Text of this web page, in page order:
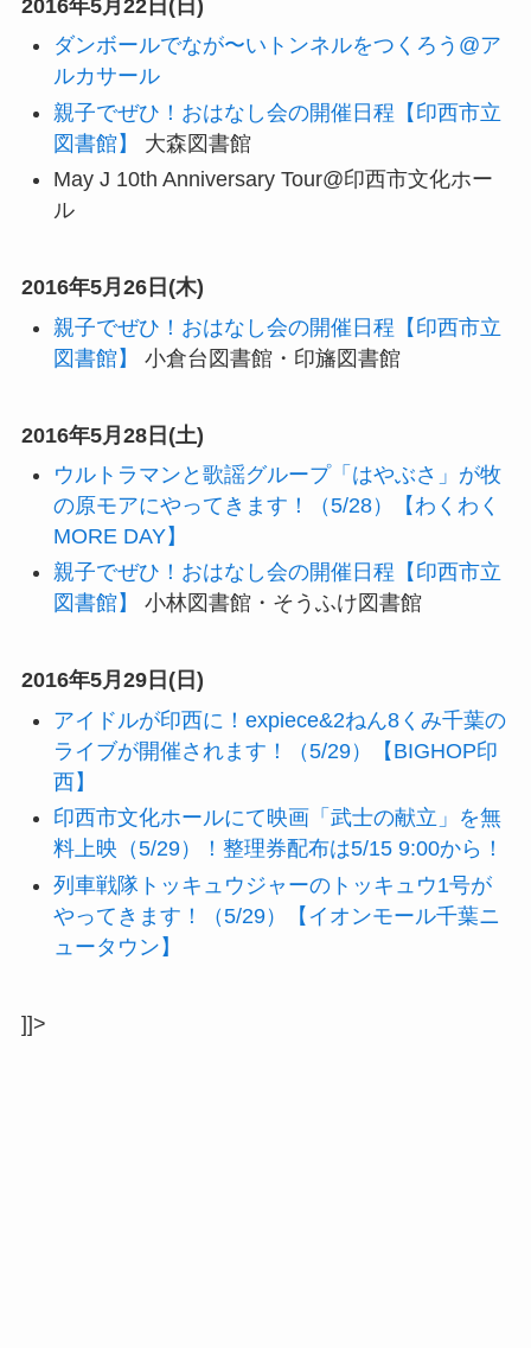
2016年5月22日(日)
ダンボールでなが〜いトンネルをつくろう@ア
ルカサール
親子でぜひ！おはなし会の開催日程【印西市立
図書館】
大森図書館
May J 10th Anniversary Tour@印西市文化ホー
ル
2016年5月26日(木)
親子でぜひ！おはなし会の開催日程【印西市立
図書館】
小倉台図書館・印旛図書館
2016年5月28日(土)
ウルトラマンと歌謡グループ「はやぶさ」が牧
の原モアにやってきます！（5/28）【わくわく
MORE DAY】
親子でぜひ！おはなし会の開催日程【印西市立
図書館】
小林図書館・そうふけ図書館
2016年5月29日(日)
アイドルが印西に！expiece&2ねん8くみ千葉の
ライブが開催されます！（5/29）【BIGHOP印
西】
印西市文化ホールにて映画「武士の献立」を無
料上映（5/29）！整理券配布は5/15 9:00から！
列車戦隊トッキュウジャーのトッキュウ1号が
やってきます！（5/29）【イオンモール千葉ニ
ュータウン】
]]>